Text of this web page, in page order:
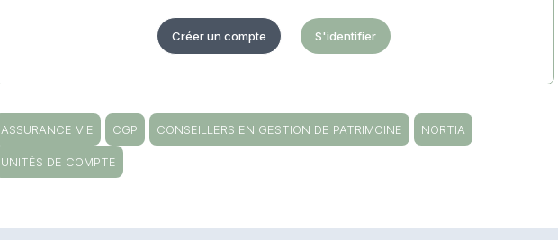
Créer un compte S'identifier
ASSURANCE VIE CGP CONSEILLERS EN GESTION DE PATRIMOINE NORTIA
UNITÉS DE COMPTE